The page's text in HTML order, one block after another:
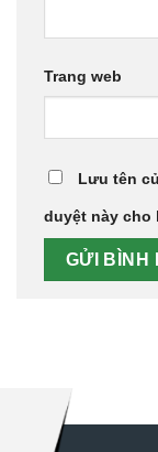
Trang web
Lưu tên
duyệt này cho